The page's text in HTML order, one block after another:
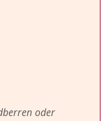
oder